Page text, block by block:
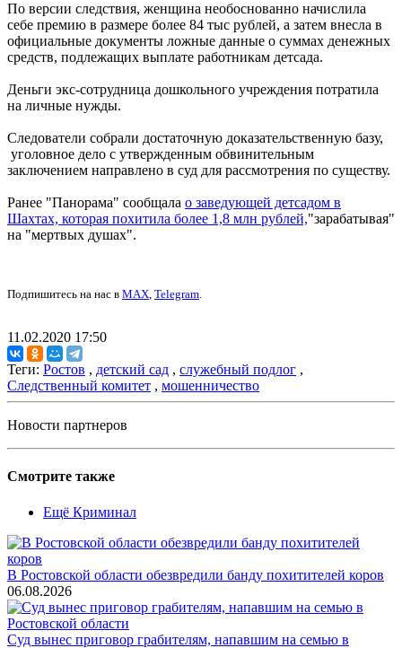
По версии следствия, женщина необоснованно начислила
себе премию в размере более 84 тыс рублей, а затем внесла в
официальные документы ложные данные о суммах денежных
средств, подлежащих выплате работникам детсада.
Деньги экс-сотрудница дошкольного учреждения потратила
на личные нужды.
Следователи собрали достаточную доказательственную базу,
уголовное дело с утвержденным обвинительным
заключением направлено в суд для рассмотрения по существу.
Ранее "Панорама" сообщала о заведующей детсадом в
Шахтах, которая похитила более 1,8 млн рублей,"зарабатывая"
на "мертвых душах".
Подпишитесь на нас в MAX, Telegram.
11.02.2020 17:50
Теги: Ростов , детский сад , служебный подлог ,
Следственный комитет , мошенничество
Новости партнеров
Смотрите также
Ещё Криминал
В Ростовской области обезвредили банду похитителей коров
06.08.2026
Суд вынес приговор грабителям, напавшим на семью в